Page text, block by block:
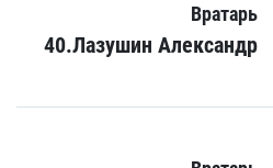
Вратарь
40.Лазушин Александр